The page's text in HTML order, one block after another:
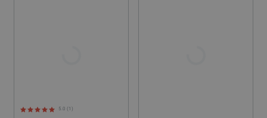
5.0 (1)